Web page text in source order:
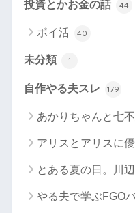
投資とかお金の話 44
ポイ活 40
未分類 1
自作やる夫スレ 179
あかりちゃんと七
アリスとアリスに
とある夏の日。川
やる夫で学ぶFGO